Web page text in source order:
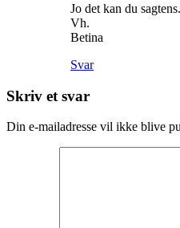
Jo det kan du sagtens.
Vh.
Betina
Svar
Skriv et svar
Din e-mailadresse vil ikke blive